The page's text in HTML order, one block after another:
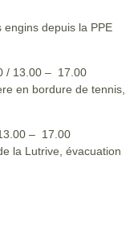
depuis la PPE
/ 13.00 – 17.00
en bordure de tennis,
– 17.00
la Lutrive, évacuation